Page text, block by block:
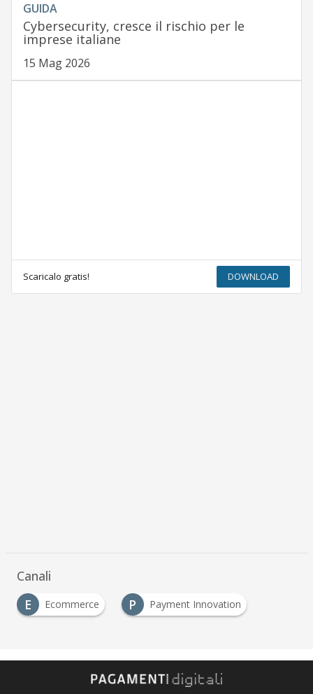
GUIDA
Cybersecurity, cresce il rischio per le
imprese italiane
15 Mag 2026
Scaricalo gratis! DOWNLOAD
Canali
E
Ecommerce P Payment Innovation